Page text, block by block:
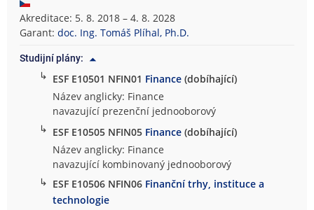
Akreditace: 5. 8. 2018 – 4. 8. 2028
Garant:doc. Ing. Tomáš Plíhal, Ph.D.
Studijní plány:
↳ ESF E10501 NFIN01 Finance (dobíhající)
Název anglicky: Finance
navazující prezenční jednooborový
↳ ESF E10505 NFIN05 Finance (dobíhající)
Název anglicky: Finance
navazující kombinovaný jednooborový
↳ ESF E10506 NFIN06 Finanční trhy, instituce a
technologie